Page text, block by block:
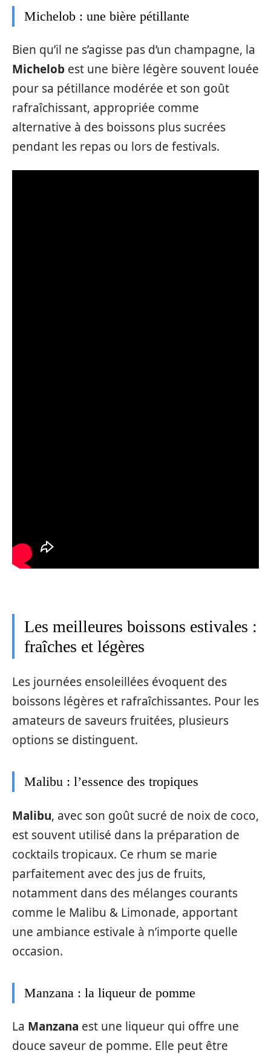
Michelob : une bière pétillante
Bien qu’il ne s’agisse pas d’un champagne, la
Michelob est une bière légère souvent louée
pour sa pétillance modérée et son goût
rafraîchissant, appropriée comme
alternative à des boissons plus sucrées
pendant les repas ou lors de festivals.
Les meilleures boissons estivales :
fraîches et légères
Les journées ensoleillées évoquent des
boissons légères et rafraîchissantes. Pour les
amateurs de saveurs fruitées, plusieurs
options se distinguent.
Malibu : l’essence des tropiques
Malibu, avec son goût sucré de noix de coco,
est souvent utilisé dans la préparation de
cocktails tropicaux. Ce rhum se marie
parfaitement avec des jus de fruits,
notamment dans des mélanges courants
comme le Malibu & Limonade, apportant
une ambiance estivale à n’importe quelle
occasion.
Manzana : la liqueur de pomme
La Manzana est une liqueur qui offre une
douce saveur de pomme. Elle peut être